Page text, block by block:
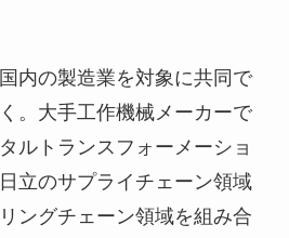
内の製造業を対象に共同で
。大手工作機械メーカーで
ルトランスフォーメーショ
立のサプライチェーン領域
ングチェーン領域を組み合